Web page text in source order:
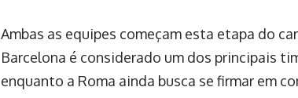
Ambas as equipes começam esta etapa do
Barcelona é considerado um dos principais
enquanto a Roma ainda busca se firmar em